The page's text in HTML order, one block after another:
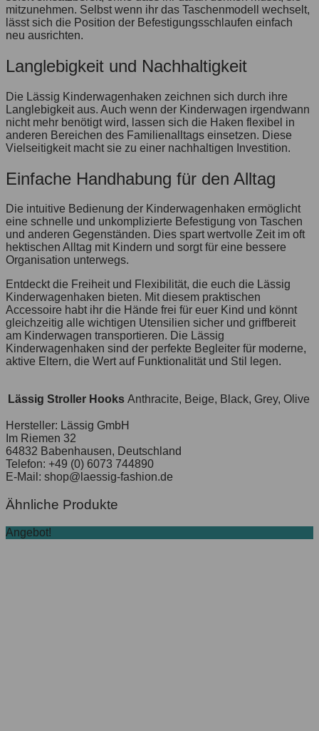
mitzunehmen. Selbst wenn ihr das Taschenmodell wechselt,
lässt sich die Position der Befestigungsschlaufen einfach
neu ausrichten.
Langlebigkeit und Nachhaltigkeit
Die Lässig Kinderwagenhaken zeichnen sich durch ihre
Langlebigkeit aus. Auch wenn der Kinderwagen irgendwann
nicht mehr benötigt wird, lassen sich die Haken flexibel in
anderen Bereichen des Familienalltags einsetzen. Diese
Vielseitigkeit macht sie zu einer nachhaltigen Investition.
Einfache Handhabung für den Alltag
Die intuitive Bedienung der Kinderwagenhaken ermöglicht
eine schnelle und unkomplizierte Befestigung von Taschen
und anderen Gegenständen. Dies spart wertvolle Zeit im oft
hektischen Alltag mit Kindern und sorgt für eine bessere
Organisation unterwegs.
Entdeckt die Freiheit und Flexibilität, die euch die Lässig
Kinderwagenhaken bieten. Mit diesem praktischen
Accessoire habt ihr die Hände frei für euer Kind und könnt
gleichzeitig alle wichtigen Utensilien sicher und griffbereit
am Kinderwagen transportieren. Die Lässig
Kinderwagenhaken sind der perfekte Begleiter für moderne,
aktive Eltern, die Wert auf Funktionalität und Stil legen.
Lässig Stroller Hooks Anthracite, Beige, Black, Grey, Olive
Hersteller: Lässig GmbH
Im Riemen 32
64832 Babenhausen, Deutschland
Telefon: +49 (0) 6073 744890
E-Mail: shop@laessig-fashion.de
Ähnliche Produkte
Angebot!